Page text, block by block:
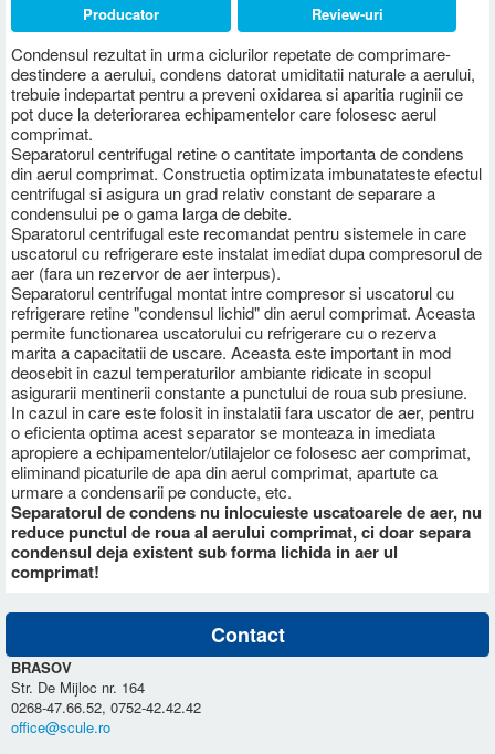
Condensul rezultat in urma ciclurilor repetate de comprimare-
destindere a aerului, condens datorat umiditatii naturale a aerului,
trebuie indepartat pentru a preveni oxidarea si aparitia ruginii ce
pot duce la deteriorarea echipamentelor care folosesc aerul
comprimat.
Separatorul centrifugal retine o cantitate importanta de condens
din aerul comprimat. Constructia optimizata imbunatateste efectul
centrifugal si asigura un grad relativ constant de separare a
condensului pe o gama larga de debite.
Sparatorul centrifugal este recomandat pentru sistemele in care
uscatorul cu refrigerare este instalat imediat dupa compresorul de
aer (fara un rezervor de aer interpus).
Separatorul centrifugal montat intre compresor si uscatorul cu
refrigerare retine "condensul lichid" din aerul comprimat. Aceasta
permite functionarea uscatorului cu refrigerare cu o rezerva
marita a capacitatii de uscare. Aceasta este important in mod
deosebit in cazul temperaturilor ambiante ridicate in scopul
asigurarii mentinerii constante a punctului de roua sub presiune.
In cazul in care este folosit in instalatii fara uscator de aer, pentru
o eficienta optima acest separator se monteaza in imediata
apropiere a echipamentelor/utilajelor ce folosesc aer comprimat,
eliminandpicaturile de apa din aerul comprimat, apartute ca
urmare a condensarii pe conducte, etc.
Separatorul de condens nu inlocuieste uscatoarele de aer, nu
reduce punctul de roua al aerului comprimat, ci doar separa
condensul deja existent sub forma lichida in aer ul
comprimat!
Producator Review-uri
Contact
BRASOV
Str. De Mijloc nr. 164
0268-47.66.52, 0752-42.42.42
office@scule.ro